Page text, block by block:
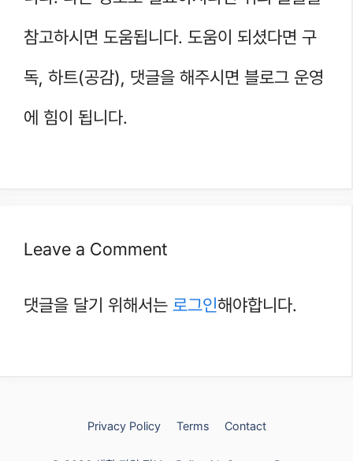
참고하시면 도움됩니다. 도움이 되셨다면 구
독, 하트(공감), 댓글을 해주시면 블로그 운영
에 힘이 됩니다.
Leave a Comment
댓글을 달기 위해서는 로그인해야합니다.
Privacy Policy Terms Contact